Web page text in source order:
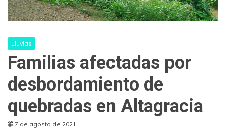
Lluvias
Familias afectadas por
desbordamiento de
quebradas en Altagracia
7 de agosto de 2021